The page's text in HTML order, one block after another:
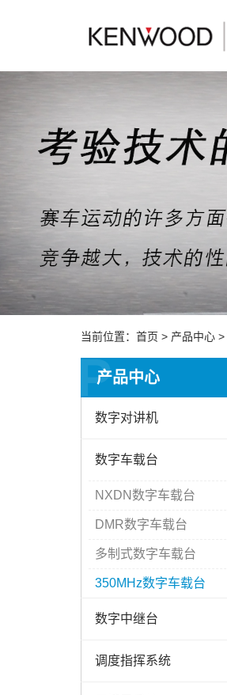
当前位置： 首页 > 产品中心 >
产品中心
P
数字对讲机
数字车载台
NXDN数字车载台
DMR数字车载台
多制式数字车载台
350MHz数字车载台
数字中继台
调度指挥系统